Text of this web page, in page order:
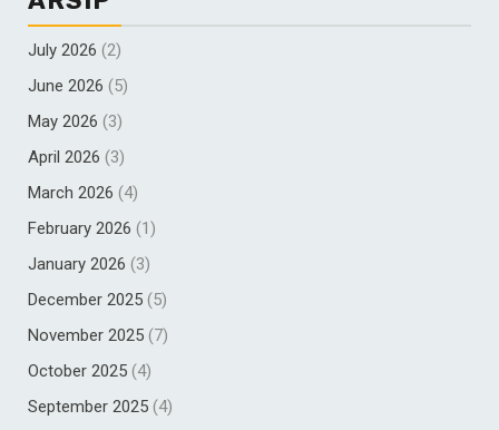
July 2026 (2)
June 2026 (5)
May 2026 (3)
April 2026 (3)
March 2026 (4)
February 2026 (1)
January 2026 (3)
December 2025 (5)
November 2025 (7)
October 2025 (4)
September 2025 (4)